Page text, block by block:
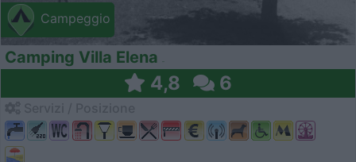
Campeggio
Camping Villa Elena
4,8 6